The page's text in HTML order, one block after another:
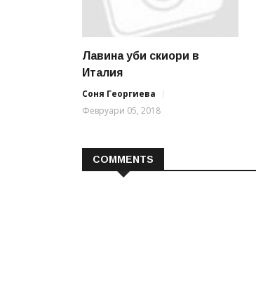
Лавина уби скиори в
Италия
Соня Георгиева
Февруари 05, 2018
COMMENTS